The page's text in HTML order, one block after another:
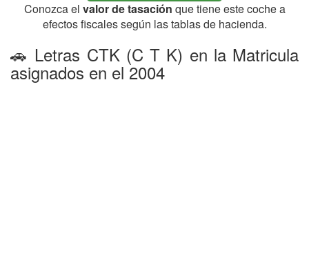
Conozca el valor de tasación que tiene este coche a
efectos fiscales según las tablas de hacienda.
🚗 Letras CTK (C T K) en la Matricula
asignados en el 2004